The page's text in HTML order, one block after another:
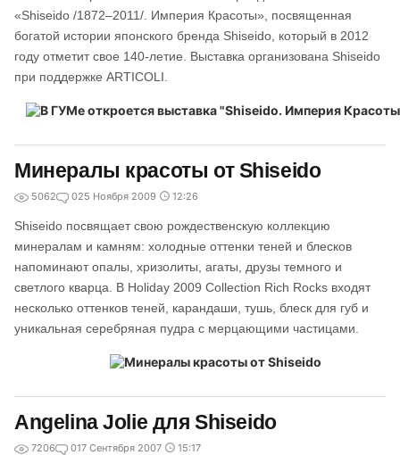
«Shiseido /1872–2011/. Империя Красоты», посвященная
богатой истории японского бренда Shiseido, который в 2012
году отметит свое 140-летие. Выставка организована Shiseido
при поддержке ARTICOLI.
Минералы красоты от Shiseido
5062 025 Ноября 2009 12:26
Shiseido посвящает свою рождественскую коллекцию
минералам и камням: холодные оттенки теней и блесков
напоминают опалы, хризолиты, агаты, друзы темного и
светлого кварца. В Holiday 2009 Collection Rich Rocks входят
несколько оттенков теней, карандаши, тушь, блеск для губ и
уникальная серебряная пудра с мерцающими частицами.
Angelina Jolie для Shiseido
7206 017 Сентября 2007 15:17